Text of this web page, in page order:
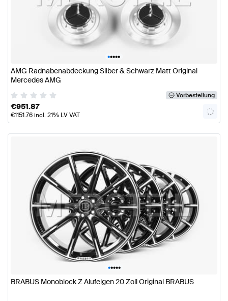
•••••
AMG Radnabenabdeckung Silber & Schwarz Matt Original
Mercedes AMG
Vorbestellung
€951.87
€1151.76incl. 21% LV VAT
•••••
BRABUS Monoblock Z Alufelgen 20 Zoll Original BRABUS